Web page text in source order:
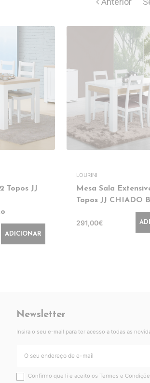
Topos JJ
ADICIONAR
LOURINI
Mesa Sala
Topos JJ CHIADO
291,00€
Newsletter
Insira o seu e-mail para ter acesso a todas as
Confirmo que li e aceito os Termos e